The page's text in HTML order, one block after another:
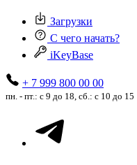
Загрузки
С чего начать?
iKeyBase
+ 7 999 800 00 00
пн. - пт.: с 9 до 18, сб.: с 10 до 15